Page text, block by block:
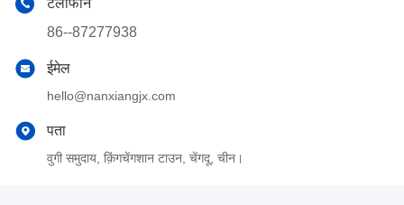
86--87277938
ईमेल
hello@nanxiangjx.com
पता
वुगी समुदाय, क़िंगचेंगशान टाउन, चेंगदू, चीन।